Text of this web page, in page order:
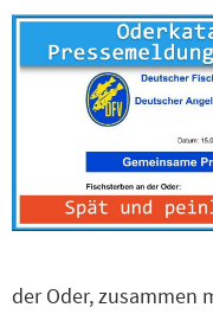
der Oder, zusammen